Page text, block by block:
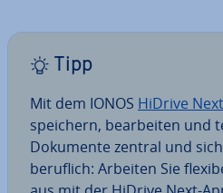
Tipp
Mit dem IONOS HiDrive
speichern, be­ar­bei­ten und
Dokumente zentral und
beruflich: Arbeiten Sie